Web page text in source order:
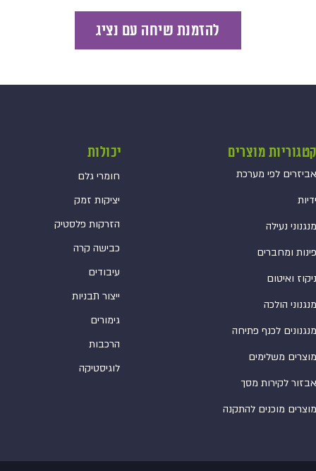
להזמנת שיחה עם נציג
קטגוריות מוצרים
אביזרים לפי מערכת
ידיות
מנגנוני נעילה
פינות ומחברים
ניקוז ואיטום
מנגנוני הולכה
מנגנונים לכנף פתיחה
מוצרים משלימים
אבזור לקירות מסך
מוצרים מוכנים להתקנה
יכולות
חומרי גלם
יציקות זמק
הזרקות פלסטיק
כבישה קרה
עיבודים
ייצור תבניות
גימורים
הרכבות
לוגיסטיקה